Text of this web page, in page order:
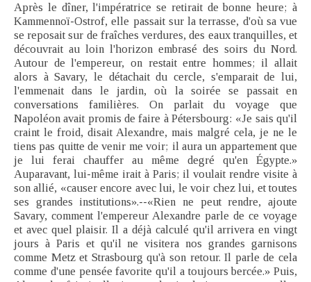
Après le dîner, l'impératrice se retirait de bonne heure; à
Kammennoï-Ostrof, elle passait sur la terrasse, d'où sa vue
se reposait sur de fraîches verdures, des eaux tranquilles, et
découvrait au loin l'horizon embrasé des soirs du Nord.
Autour de l'empereur, on restait entre hommes; il allait
alors à Savary, le détachait du cercle, s'emparait de lui,
l'emmenait dans le jardin, où la soirée se passait en
conversations familières. On parlait du voyage que
Napoléon avait promis de faire à Pétersbourg: «Je sais qu'il
craint le froid, disait Alexandre, mais malgré cela, je ne le
tiens pas quitte de venir me voir; il aura un appartement que
je lui ferai chauffer au même degré qu'en Égypte.»
Auparavant, lui-même irait à Paris; il voulait rendre visite à
son allié, «causer encore avec lui, le voir chez lui, et toutes
ses grandes institutions».--«Rien ne peut rendre, ajoute
Savary, comment l'empereur Alexandre parle de ce voyage
et avec quel plaisir. Il a déjà calculé qu'il arrivera en vingt
jours à Paris et qu'il ne visitera nos grandes garnisons
comme Metz et Strasbourg qu'à son retour. Il parle de cela
comme d'une pensée favorite qu'il a toujours bercée.» Puis,